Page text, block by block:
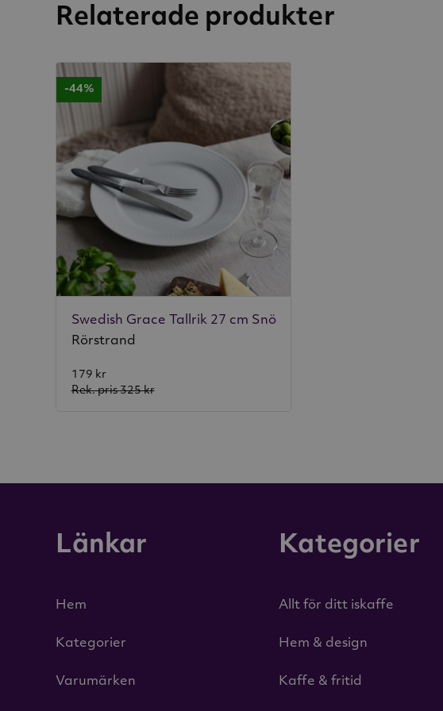
Relaterade produkter
Swedish Grace Tallrik 27 cm Snö
Rörstrand
179 kr
Rek. pris 325 kr
-44%
Länkar
Hem
Kategorier
Varumärken
Kategorier
Allt för ditt iskaffe
Hem & design
Kaffe & fritid